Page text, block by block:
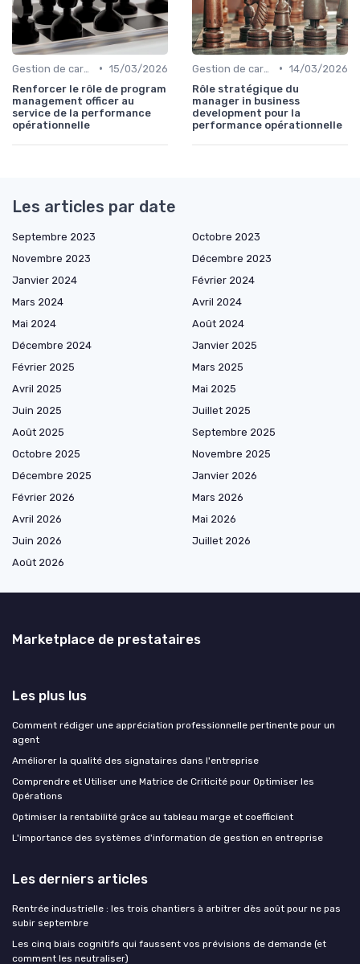
• 15/03/2026
Renforcer le rôle de program
management officer au
service de la performance
opérationnelle
• 14/03/2026
Rôle stratégique du
manager in business
development pour la
performance opérationnelle
Les articles par date
Septembre 2023
Octobre 2023
Novembre 2023
Décembre 2023
Janvier 2024
Février 2024
Mars 2024
Avril 2024
Mai 2024
Août 2024
Décembre 2024
Janvier 2025
Février 2025
Mars 2025
Avril 2025
Mai 2025
Juin 2025
Juillet 2025
Août 2025
Septembre 2025
Octobre 2025
Novembre 2025
Décembre 2025
Janvier 2026
Février 2026
Mars 2026
Avril 2026
Mai 2026
Juin 2026
Juillet 2026
Août 2026
Marketplace de prestataires
Les plus lus
Comment rédiger une appréciation professionnelle pertinente pour un
agent
Améliorer la qualité des signataires dans l'entreprise
Comprendre et Utiliser une Matrice de Criticité pour Optimiser les
Opérations
Optimiser la rentabilité grâce au tableau marge et coefficient
L'importance des systèmes d'information de gestion en entreprise
Les derniers articles
Rentrée industrielle : les trois chantiers à arbitrer dès août pour ne pas
subir septembre
Les cinq biais cognitifs qui faussent vos prévisions de demande (et
comment les neutraliser)